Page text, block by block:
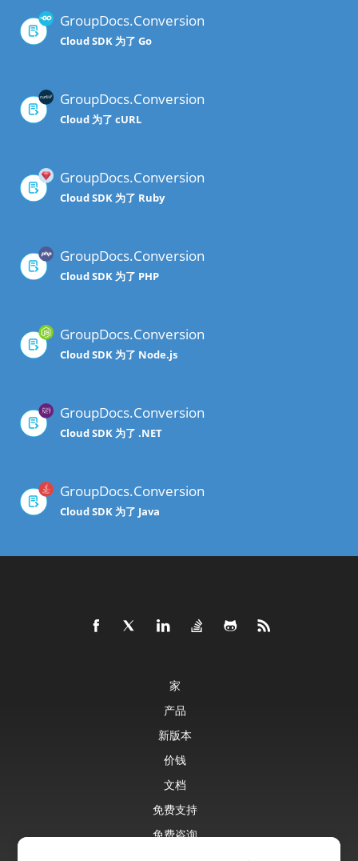
GroupDocs.Conversion
Cloud SDK 为了 Go
GroupDocs.Conversion
Cloud 为了 cURL
GroupDocs.Conversion
Cloud SDK 为了 Ruby
GroupDocs.Conversion
Cloud SDK 为了 PHP
GroupDocs.Conversion
Cloud SDK 为了 Node.js
GroupDocs.Conversion
Cloud SDK 为了 .NET
GroupDocs.Conversion
Cloud SDK 为了 Java
家
产品
新版本
价钱
文档
免费支持
免费咨询